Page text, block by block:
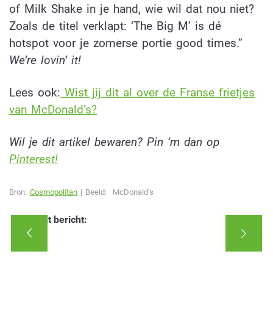
of Milk Shake in je hand, wie wil dat nou niet?
Zoals de titel verklapt: ‘The Big M’ is dé
hotspot voor je zomerse portie good times.”
We’re lovin’ it!
Lees ook: Wist jij dit al over de Franse frietjes
van McDonald’s?
Wil je dit artikel bewaren? Pin ‘m dan op
Pinterest!
Bron: Cosmopolitan | Beeld: McDonald’s
Deel dit bericht: